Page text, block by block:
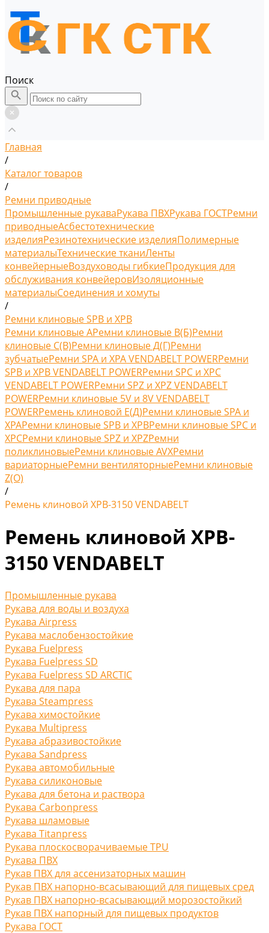
Поиск
Главная
/
Каталог товаров
/
Ремни приводные
Промышленные рукаваРукава ПВХРукава ГОСТРемни
приводныеАсбестотехнические
изделияРезинотехнические изделияПолимерные
материалыТехнические тканиЛенты
конвейерныеВоздуховоды гибкиеПродукция для
обслуживания конвейеровИзоляционные
материалыСоединения и хомуты
/
Ремни клиновые SPB и XPB
Ремни клиновые AРемни клиновые В(Б)Ремни
клиновые С(B)Ремни клиновые Д(Г)Ремни
зубчатыеРемни SPA и XPA VENDABELT POWERРемни
SPB и XPB VENDABELT POWERРемни SPC и XPC
VENDABELT POWERРемни SPZ и XPZ VENDABELT
POWERРемни клиновые 5V и 8V VENDABELT
POWERРемень клиновой Е(Д)Ремни клиновые SPA и
XPAРемни клиновые SPB и XPBРемни клиновые SPC и
XPCРемни клиновые SPZ и XPZРемни
поликлиновыеРемни клиновые AVXРемни
вариаторныеРемни вентиляторныеРемни клиновые
Z(O)
/
Ремень клиновой XPB-3150 VENDABELT
Ремень клиновой XPB-
3150 VENDABELT
Промышленные рукава
Рукава для воды и воздуха
Рукава Airpress
Рукава маслобензостойкие
Рукава Fuelpress
Рукава Fuelpress SD
Рукава Fuelpress SD ARCTIC
Рукава для пара
Рукава Steampress
Рукава химостойкие
Рукава Multipress
Рукава абразивостойкие
Рукава Sandpress
Рукава автомобильные
Рукава силиконовые
Рукава для бетона и раствора
Рукава Carbonpress
Рукава шламовые
Рукава Titanpress
Рукава плоскосворачиваемые TPU
Рукава ПВХ
Рукав ПВХ для ассенизаторных машин
Рукав ПВХ напорно-всасывающий для пищевых сред
Рукав ПВХ напорно-всасывающий морозостойкий
Рукав ПВХ напорный для пищевых продуктов
Рукава ГОСТ